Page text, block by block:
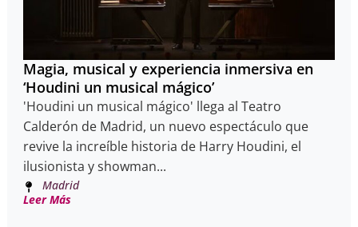
Magia, musical y experiencia inmersiva en
‘Houdini un musical mágico’
'Houdini un musical mágico' llega al Teatro
Calderón de Madrid, un nuevo espectáculo que
revive la increíble historia de Harry Houdini, el
ilusionista y showman...
Madrid
Leer Más